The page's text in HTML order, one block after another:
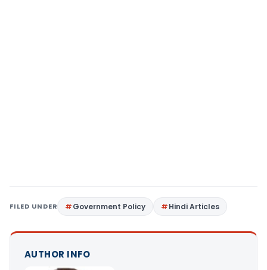
FILED UNDER Government Policy Hindi Articles
AUTHOR INFO